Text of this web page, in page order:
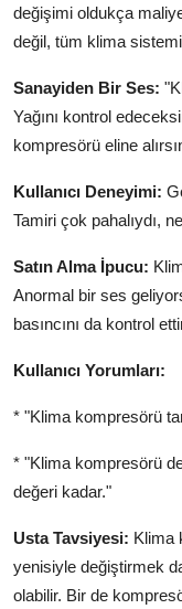
değişimi oldukça
değil, tüm klima
Sanayiden Bir Ses:
Yağını kontrol
kompresörü eline
Kullanıcı Deneyimi:
Tamiri çok pahalıydı,
Satın Alma İpucu:
Anormal bir ses
basıncını da kontrol
Kullanıcı Yorumları:
* "Klima kompresörü
* "Klima kompresörü
değeri kadar."
Usta Tavsiyesi: Klima
yenisiyle değiştirmek
olabilir. Bir de